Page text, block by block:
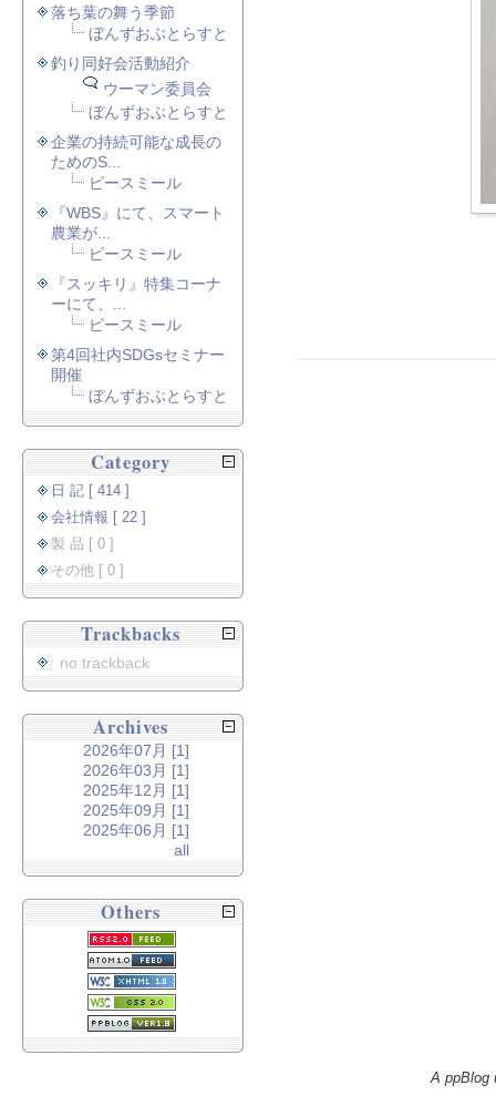
落ち葉の舞う季節
ぼんずおぶとらすと
釣り同好会活動紹介
ウーマン委員会
ぼんずおぶとらすと
企業の持続可能な成長の
ためのS...
ピースミール
『WBS』にて、スマート
農業が...
ピースミール
『スッキリ』特集コーナ
ーにて、...
ピースミール
第4回社内SDGsセミナー
開催
ぼんずおぶとらすと
Category
日 記 [ 414 ]
会社情報 [ 22 ]
製 品 [ 0 ]
その他 [ 0 ]
Trackbacks
no trackback
Archives
2026年07月 [1]
2026年03月 [1]
2025年12月 [1]
2025年09月 [1]
2025年06月 [1]
all
Others
A ppBlog